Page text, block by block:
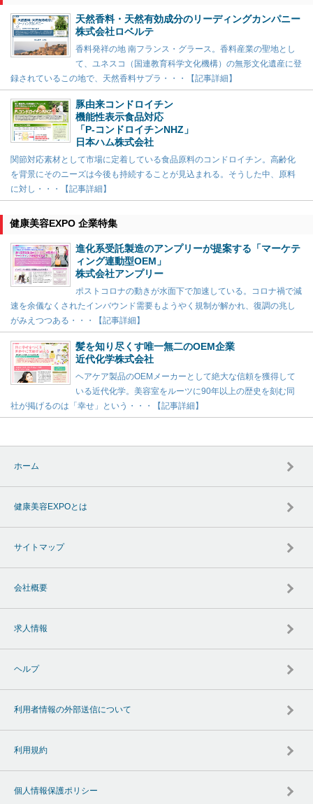
天然香料・天然有効成分のリーディングカンパニー
株式会社ロベルテ
香料発祥の地 南フランス・グラース。香料産業の聖地とし
て、ユネスコ（国連教育科学文化機構）の無形文化遺産に登
録されているこの地で、天然香料サプラ・・・【記事詳細】
豚由来コンドロイチン
機能性表示食品対応
「P-コンドロイチンNHZ」
日本ハム株式会社
関節対応素材として市場に定着している食品原料のコンドロイチン。高齢化
を背景にそのニーズは今後も持続することが見込まれる。そうした中、原料
に対し・・・【記事詳細】
健康美容EXPO 企業特集
進化系受託製造のアンプリーが提案する「マーケテ
ィング連動型OEM」
株式会社アンプリー
ポストコロナの動きが水面下で加速している。コロナ禍で減
速を余儀なくされたインバウンド需要もようやく規制が解かれ、復調の兆し
がみえつつある・・・【記事詳細】
髪を知り尽くす唯一無二のOEM企業
近代化学株式会社
ヘアケア製品のOEMメーカーとして絶大な信頼を獲得して
いる近代化学。美容室をルーツに90年以上の歴史を刻む同
社が掲げるのは「幸せ」という・・・【記事詳細】
ホーム
健康美容EXPOとは
サイトマップ
会社概要
求人情報
ヘルプ
利用者情報の外部送信について
利用規約
個人情報保護ポリシー